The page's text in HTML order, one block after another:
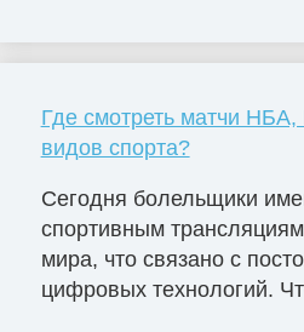
Где смотреть матчи НБА,
видов спорта?
Сегодня болельщики
спортивным
мира, что связано с
цифровых технологий.